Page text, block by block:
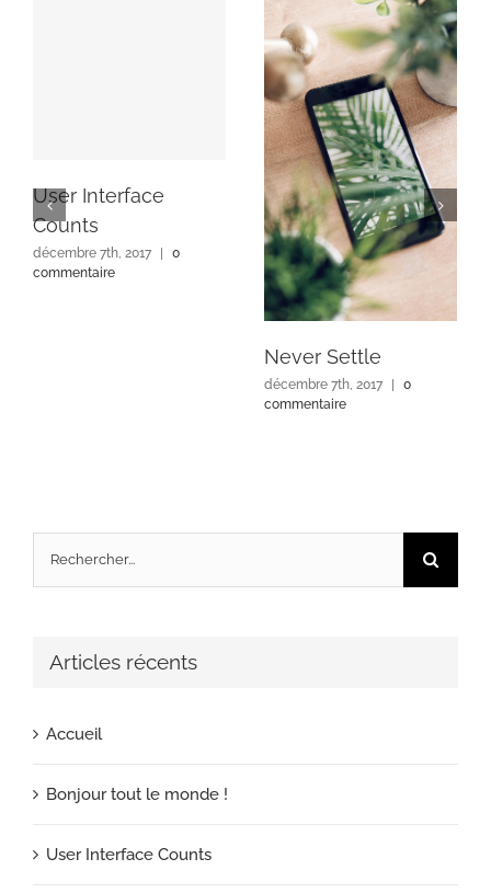
User Interface
Counts
décembre 7th, 2017 |
0
commentaire
Never Settle
décembre 7th, 2017 |
0
commentaire
Rechercher:
Articles récents
Accueil
Bonjour tout le monde !
User Interface Counts